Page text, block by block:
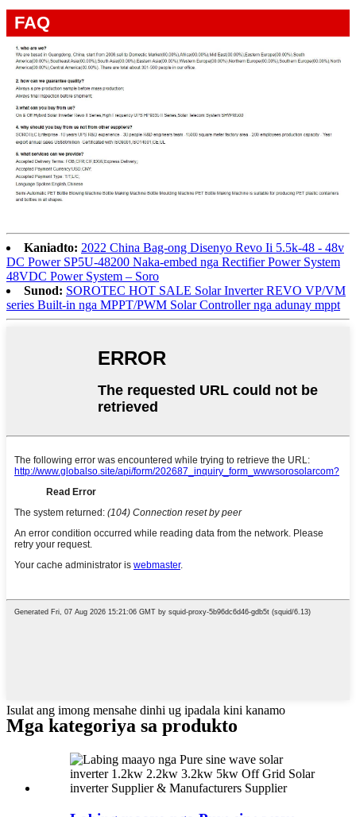
FAQ
Kaniadto: 2022 China Bag-ong Disenyo Revo Ii 5.5k-48 - 48v
DC Power SP5U-48200 Naka-embed nga Rectifier Power System
48VDC Power System – Soro
Sunod: SOROTEC HOT SALE Solar Inverter REVO VP/VM
series Built-in nga MPPT/PWM Solar Controller nga adunay mppt
Isulat ang imong mensahe dinhi ug ipadala kini kanamo
Mga kategoriya sa produkto